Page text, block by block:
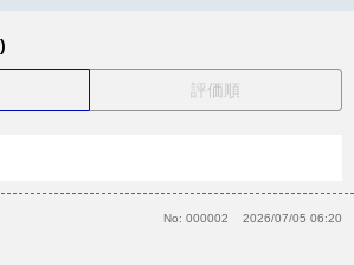
評価順
No: 000002 2026/07/05 06:20